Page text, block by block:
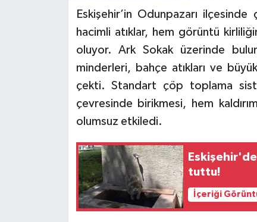
Eskişehir’in Odunpazarı
hacimli atıklar, hem görüntü
oluyor. Ark Sokak üzerinde
minderleri, bahçe atıkları ve
çekti. Standart çöp toplama
çevresinde birikmesi, hem
olumsuz etkiledi.
tuttu!
İçeriği